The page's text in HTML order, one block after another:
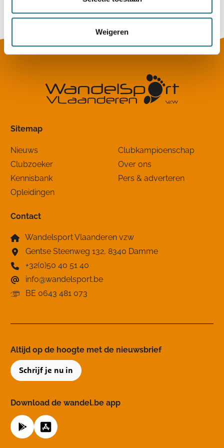
Weigeren
Sitemap
Nieuws
Clubzoeker
Kennisbank
Opleidingen
Clubkampioenschap
Over ons
Pers & adverteren
Contact
Wandelsport Vlaanderen vzw
Gentse Steenweg 132, 8340 Damme
+32(0)50 40 51 40
info@wandelsport.be
BE 0643 481 073
Altijd op de hoogte ​met de nieuwsbrief
Schrijf je nu in
Download de wandel.be app